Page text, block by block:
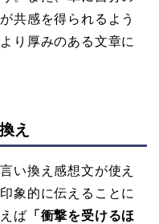
共感を得られるよう
り厚みのある文章に
え
い換え感想文が使え
象的に伝えることに
ば 「衝撃を受けるほ